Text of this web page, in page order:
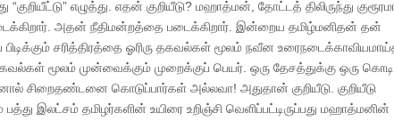
எழுத்து. எதன் குறியீடு? மஹாத்மன், தோட்டத் திலிருந்து
அதன் நீதிமன்றத்தை படைக்கிறார். இன்றைய தமிழ்மனிதன் தன்
சரித்திரத்தை ஓரிரு தகவல்கள் மூலம் நவீன
மூலம் முன்வைக்கும் முறைக்குப் பெயர். ஒரு தேசத்துக்கு ஒரு கொடி
சிறைதண்டனை கொடுப்பார்கள் அல்லவா! அதுதான் குறியீடு. குறியீடு
இலட்சம் தமிழர்களின் உயிரை உறிஞ்சி வெளிப்பட்டிருப்பது மஹாத்மனின்